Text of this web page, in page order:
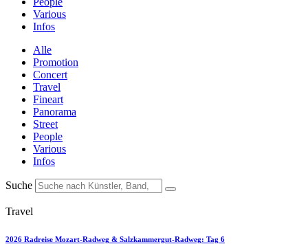
Various
Infos
Alle
Promotion
Concert
Travel
Fineart
Panorama
Street
People
Various
Infos
Suche
Travel
2026 Radreise Mozart-Radweg & Salzkammergut-Radweg: Tag 6